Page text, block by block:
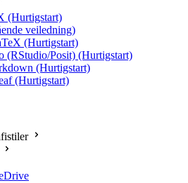
(Hurtigstart)
veiledning)
(Hurtigstart)
(RStudio/Posit) (Hurtigstart)
(Hurtigstart)
(Hurtigstart)